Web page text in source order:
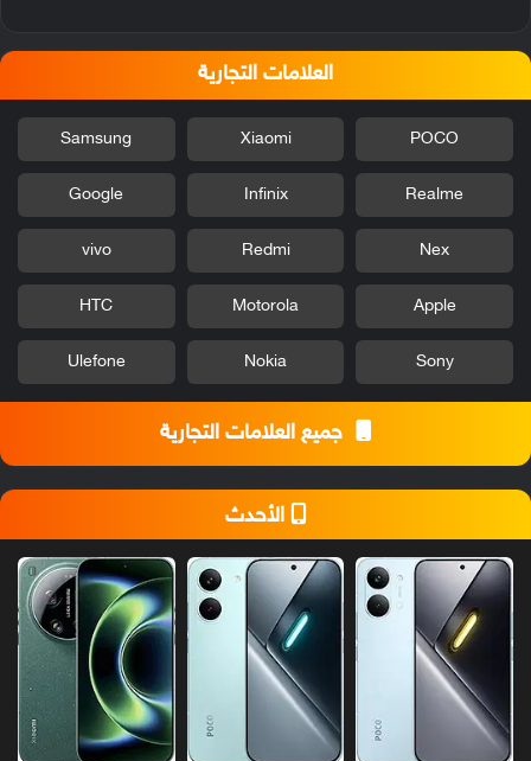
العلامات التجارية
POCO
Xiaomi
Samsung
Realme
Infinix
Google
Nex
Redmi
vivo
Apple
Motorola
HTC
Sony
Nokia
Ulefone
جميع العلامات التجارية
الأحدث